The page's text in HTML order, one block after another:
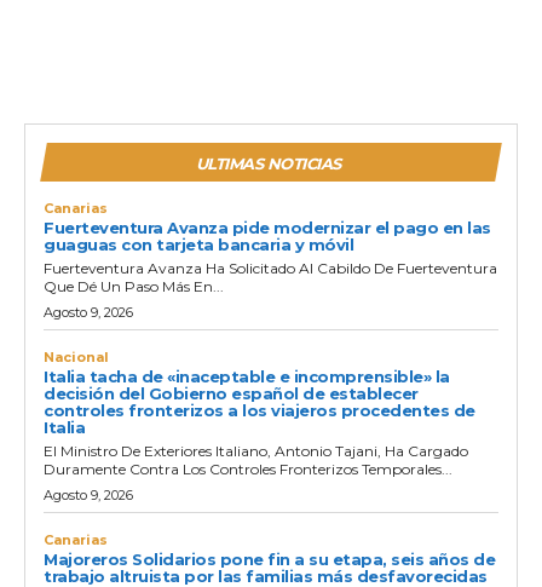
ULTIMAS NOTICIAS
Canarias
Fuerteventura Avanza pide modernizar el pago en las
guaguas con tarjeta bancaria y móvil
Fuerteventura Avanza Ha Solicitado Al Cabildo De Fuerteventura
Que Dé Un Paso Más En...
Agosto 9, 2026
Nacional
Italia tacha de «inaceptable e incomprensible» la
decisión del Gobierno español de establecer
controles fronterizos a los viajeros procedentes de
Italia
El Ministro De Exteriores Italiano, Antonio Tajani, Ha Cargado
Duramente Contra Los Controles Fronterizos Temporales...
Agosto 9, 2026
Canarias
Majoreros Solidarios pone fin a su etapa, seis años de
trabajo altruista por las familias más desfavorecidas